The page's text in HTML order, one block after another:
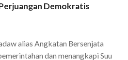
Demokratis
alias Angkatan Bersenjata
dan menangkapi Suu